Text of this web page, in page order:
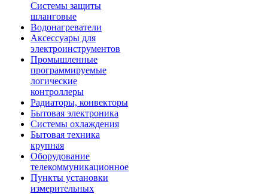
Системы защиты
шланговые
Водонагреватели
Аксессуары для
электроинструментов
Промышленные
программируемые
логические
контроллеры
Радиаторы, конвекторы
Бытовая электроника
Системы охлаждения
Бытовая техника
крупная
Оборудование
телекоммуникационное
Пункты установки
измерительных